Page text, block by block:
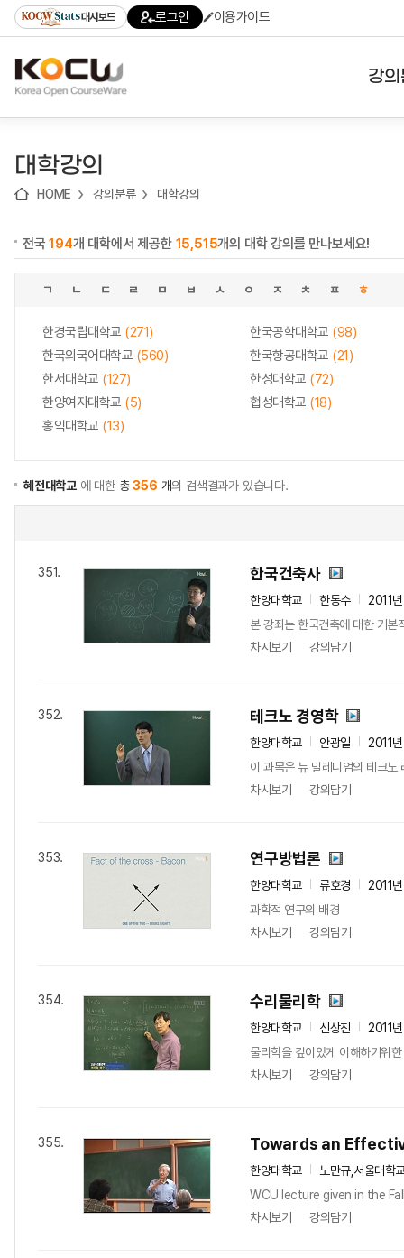
기
기
기
content)
가
대시보드 로그인 이용가이드
강
대학강의
HOME 강의분류 대학강의
전국194개 대학에서 제공한 15,515개의 대학 강의를 만나보세요!
ㄱ ㄴ ㄷ ㄹ ㅁ ㅂ ㅅ ㅇ ㅈ ㅊ ㅍ ㅎ
한경국립대학교 (271) 한국공학대학교 (98)
한국외국어대학교 (560) 한국항공대학교 (21)
한서대학교 (127) 한성대학교 (72)
한양여자대학교 (5) 협성대학교 (18)
홍익대학교 (13)
혜전대학교 에 대한 총356 개의 검색결과가 있습니다.
351. 한국건축사
한양대학교 한동수
2011
본 강좌는 한국건축에 대한 기본
차시보기
강의담기
352. 테크노 경영학
한양대학교 안광일
2011
이 과목은 뉴 밀레니엄의 테크노
차시보기
강의담기
353. 연구방법론
한양대학교 류호경
2011
과학적 연구의 배경
차시보기
강의담기
354. 수리물리학
한양대학교 신상진
2011
물리학을 깊이있게 이해하기위
차시보기
강의담기
355. Towards an
한양대학교
노만규,서울대학
WCU lecture given in the
차시보기
강의담기